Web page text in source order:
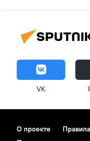
VK
О проекте